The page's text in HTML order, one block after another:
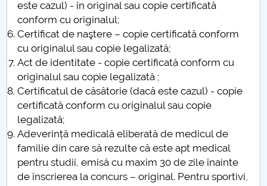
este cazul) - în original sau copie certificată
conform cu originalul;
Certificat de naştere – copie certificată conform
cu originalul sau copie legalizată;
Act de identitate - copie certificată conform cu
originalul sau copie legalizată ;
Certificatul de căsătorie (dacă este cazul) - copie
certificată conform cu originalul sau copie
legalizată;
Adeverință medicală eliberată de medicul de
familie din care să rezulte că este apt medical
pentru studii, emisă cu maxim 30 de zile înainte
de înscrierea la concurs – original. Pentru sportivi,